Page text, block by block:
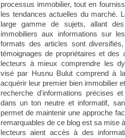
processus immobilier, tout en
les tendances actuelles du marché.
large gamme de sujets, allant
immobiliers aux informations sur
formats des articles sont
témoignages de propriétaires et des
lecteurs à mieux comprendre les
visé par Husnu Bulut comprend à
acquérir leur premier bien immobilier
recherche d'informations précises
dans un ton neutre et informatif,
permet de maintenir une approche
remarquables de ce blog est sa mise
lecteurs aient accès à des